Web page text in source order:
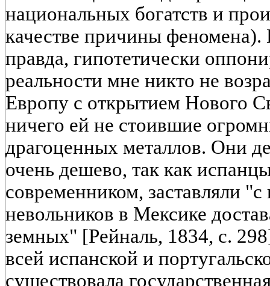
национальных богатств и
качестве причины
правда, гипотетически
реальности мне никто не
Европу с открытием Нового
ничего ей не стоившие
драгоценных металлов. Они
очень дешево, так как
современником, заставляли
невольников в Мексике
земных" [Рейналь, 1834, с.
всей испанской и
существовала